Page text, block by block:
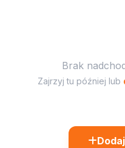
Brak
Zajrzyj tu później lub